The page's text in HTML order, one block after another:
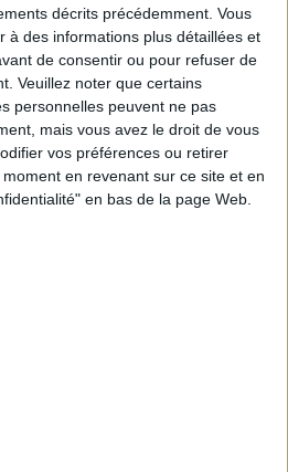
décrits précédemment. Vous
à des informations plus détaillées et
de consentir ou pour refuser de
Veuillez noter que certains
personnelles peuvent ne pas
mais vous avez le droit de vous
vos préférences ou retirer
en revenant sur ce site et en
en bas de la page Web.
viande par des féculents ?
du 05/08/2026